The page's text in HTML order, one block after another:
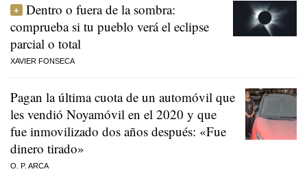
Dentro o fuera de la sombra:
comprueba si tu pueblo verá el eclipse
parcial o total
XAVIER FONSECA
Pagan la última cuota de un automóvil que
les vendió Noyamóvil en el 2020 y que
fue inmovilizado dos años después: «Fue
dinero tirado»
O. P. ARCA